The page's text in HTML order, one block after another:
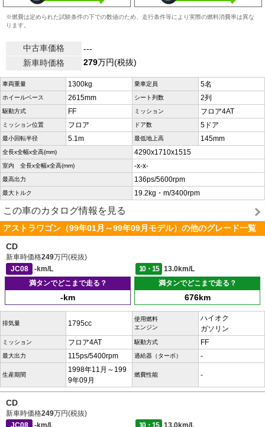
※燃費は定められた試験条件の下での数値のため、走行条件等により実際の燃料消費率は異な
ります。
中古車価格
---
新車時価格
279万円(税抜)
車両重量 1300kg 乗車定員 5名
ホイールベース 2615mm シート列数 2列
駆動方式 FF ミッション フロア4AT
ミッション位置 フロア ドア数 5ドア
最小回転半径 5.1m 最低地上高 145mm
全長x全幅x全高(mm) 4290x1710x1515
室内 全長x全幅x全高(mm) -x-x-
最高出力 136ps/5600rpm
最大トルク 19.2kg・m/3400rpm
この車のカタログ情報を見る
アストラワゴン（99年01月～99年09月モデル）の他のグレード一覧
CD
新車時価格249万円(税抜)
JC08
-km/L 10・15
13.0km/L
満タンでどこまで走る？
-km
満タンでどこまで走る？
676km
排気量 1795cc
使用燃料
エンジン
ハイオク
ガソリン
ミッション フロア4AT 駆動方式 FF
最大出力 115ps/5400rpm 過給器（ターボ） -
生産期間
1998年11月～199
9年09月
燃費性能 -
CD
新車時価格249万円(税抜)